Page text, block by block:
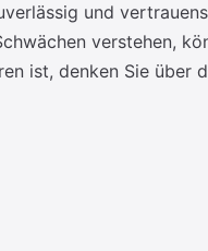
und
verstehen,
ist, denken Sie über